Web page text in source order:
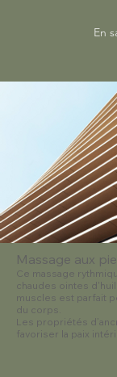
En
Massage aux
Ce massage
chaudes ointes
muscles est parfait
du corps.
Les propriétés
favoriser la paix